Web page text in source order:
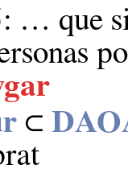
: … que
⊂